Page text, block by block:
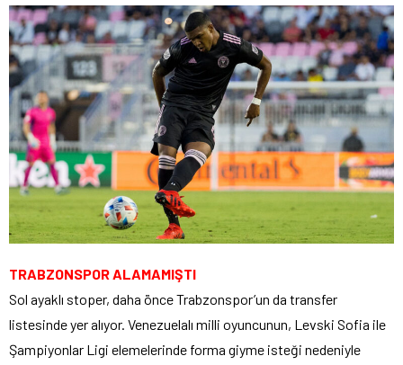
TRABZONSPOR ALAMAMIŞTI
Sol ayaklı stoper, daha önce Trabzonspor’un da transfer
listesinde yer alıyor. Venezuelalı milli oyuncunun, Levski Sofia ile
Şampiyonlar Ligi elemelerinde forma giyme isteği nedeniyle